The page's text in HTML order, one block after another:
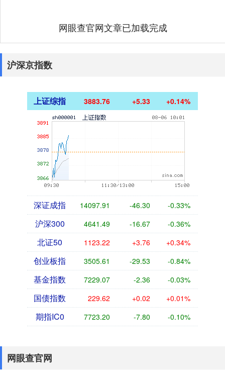
网眼查官网文章已加载完成
沪深京指数
上证综指 3883.76 +5.33 +0.14%
深证成指 14097.91 -46.30 -0.33%
沪深300 4641.49 -16.67 -0.36%
北证50 1123.22 +3.76 +0.34%
创业板指 3505.61 -29.53 -0.84%
基金指数 7229.07 -2.36 -0.03%
国债指数 229.62 +0.02 +0.01%
期指IC0 7723.20 -7.80 -0.10%
网眼查官网